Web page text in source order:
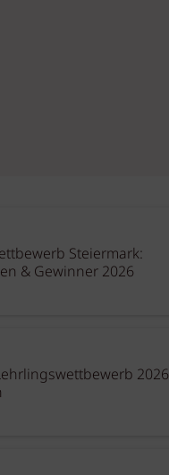
Steiermark:
& Gewinner 2026
2026